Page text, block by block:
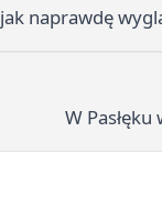
naprawdę
W